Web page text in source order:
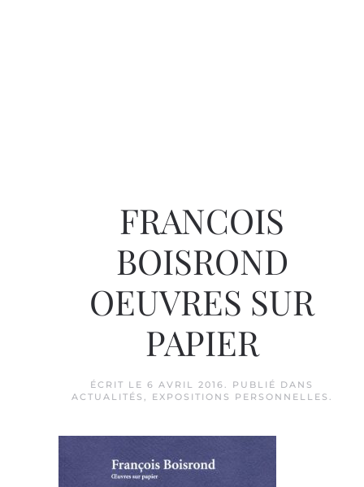
FRANCOIS
BOISROND
OEUVRES SUR
PAPIER
ÉCRIT LE6 AVRIL 2016. PUBLIÉ DANS
ACTUALITÉS , EXPOSITIONS PERSONNELLES .